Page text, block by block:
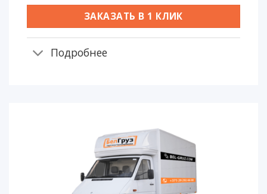
ЗАКАЗАТЬ В 1 КЛИК
Подробнее